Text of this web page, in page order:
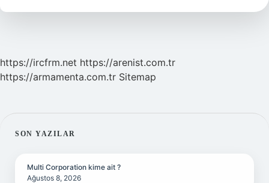
Demek
https://ircfrm.net https://arenist.com.tr
https://armamenta.com.tr Sitemap
SIDEBAR
SON YAZILAR
Multi Corporation kime ait ?
Ağustos 8, 2026